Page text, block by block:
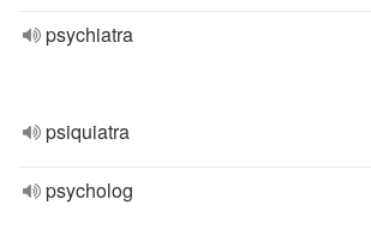
psychiatra
psiquiatra
psycholog